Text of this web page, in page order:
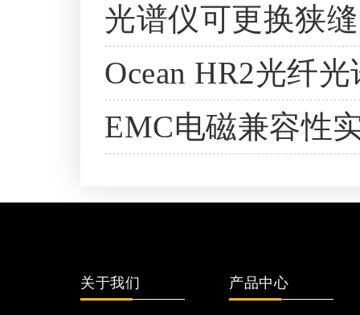
光谱仪可更换狭
Ocean HR2光纤
EMC电磁兼容性
关于我们 产品中心